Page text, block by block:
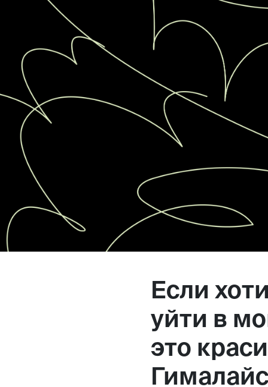
Дневник
Магазин
Контакты
ГалереяОтзывыFAQ
+7 925 836 16 98
info@powerofterritory.ru
Если
уйти в
это